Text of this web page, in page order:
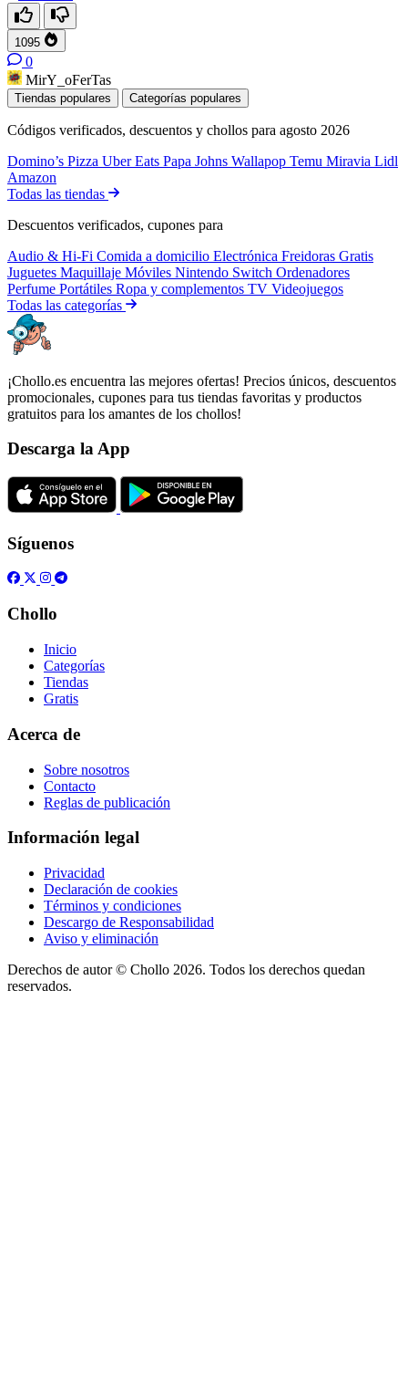
1095
0
MirY_oFerTas
Tiendas populares Categorías populares
Códigos verificados, descuentos y chollos para agosto 2026
Domino’s Pizza Uber Eats Papa Johns Wallapop Temu Miravia Lidl
Amazon
Todas las tiendas
Descuentos verificados, cupones para
Audio & Hi-Fi Comida a domicilio Electrónica Freidoras Gratis
Juguetes Maquillaje Móviles Nintendo Switch Ordenadores
Perfume Portátiles Ropa y complementos TV Videojuegos
Todas las categorías
¡Chollo.es encuentra las mejores ofertas! Precios únicos, descuentos
promocionales, cupones para tus tiendas favoritas y productos
gratuitos para los amantes de los chollos!
Descarga la App
Síguenos
Chollo
Inicio
Categorías
Tiendas
Gratis
Acerca de
Sobre nosotros
Contacto
Reglas de publicación
Información legal
Privacidad
Declaración de cookies
Términos y condiciones
Descargo de Responsabilidad
Aviso y eliminación
Derechos de autor © Chollo 2026. Todos los derechos quedan
reservados.